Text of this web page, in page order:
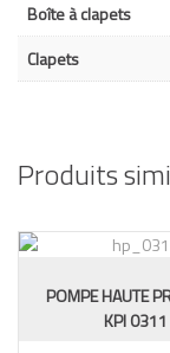
Boîte à clapets
Clapets
Produits
POMPE HAUTE
KPI 0311